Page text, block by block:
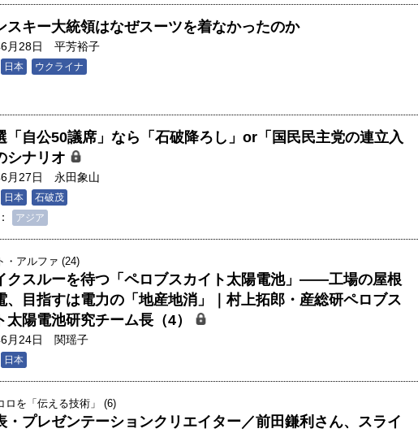
スキー大統領はなぜスーツを着なかったのか
月28日
平芳裕子
日本 ウクライナ
「自公50議席」なら「石破降ろし」or「国民民主党の連立入
シナリオ
月27日
永田象山
日本 石破茂
アジア
・アルファ (24)
クスルーを待つ「ペロブスカイト太陽電池」――工場の屋根
、目指すは電力の「地産地消」｜村上拓郎・産総研ペロブス
太陽電池研究チーム長（4）
月24日
関瑶子
日本
ロを「伝える技術」 (6)
・プレゼンテーションクリエイター／前田鎌利さん、スライ
現・普及後の「世
京大学大学院新領域
（4）｜ 関瑶子
学エネルギー・資源フロンティアセンタ